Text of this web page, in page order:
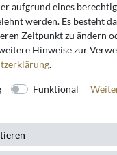
Casa
Der Casa
aufgrund eines
werden. Es besteht
Zeitpunkt zu ändern
Hinweise zur
.
Funktional